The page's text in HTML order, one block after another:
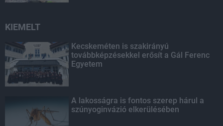
KIEMELT
Kecskeméten is szakirányú
továbbképzésekkel erősít a Gál Ferenc
Egyetem
A lakosságra is fontos szerep hárul a
szúnyoginvázió elkerülésében